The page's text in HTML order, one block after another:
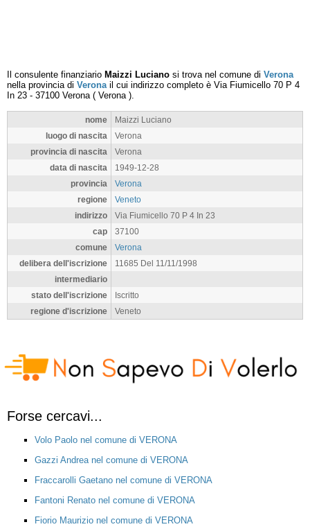
Il consulente finanziario Maizzi Luciano si trova nel comune di Verona
nella provincia di Veronail cui indirizzo completo è Via Fiumicello 70 P 4
In 23 - 37100 Verona( Verona).
nome
Maizzi Luciano
luogo di nascita
Verona
provincia di nascita
Verona
data di nascita
1949-12-28
provincia
Verona
regione
Veneto
indirizzo
Via Fiumicello 70 P 4 In 23
cap
37100
comune
Verona
delibera dell'iscrizione
11685 Del 11/11/1998
intermediario
stato dell'iscrizione
Iscritto
regione d'iscrizione
Veneto
Forse cercavi...
Volo Paolo nel comune di VERONA
Gazzi Andrea nel comune di VERONA
Fraccarolli Gaetano nel comune di VERONA
Fantoni Renato nel comune di VERONA
Fiorio Maurizio nel comune di VERONA